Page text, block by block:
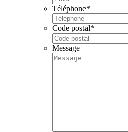
Téléphone*
Code postal*
Message